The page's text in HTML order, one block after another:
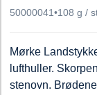
50000041•108 g /
Mørke
lufthuller.
stenovn.